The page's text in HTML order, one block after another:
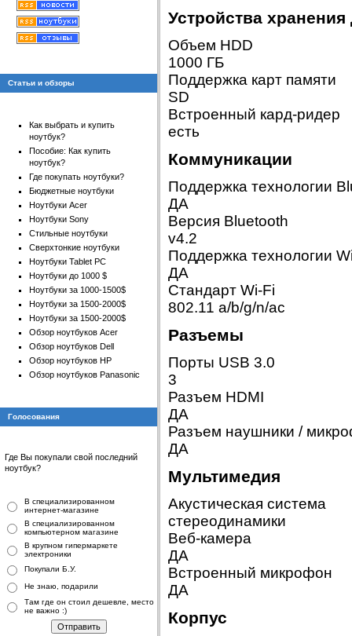
Статьи и обзоры
Как выбрать и купить
ноутбук?
Пособие: Как купить
ноутбук?
Где покупать ноутбуки?
Бюджетные ноутбуки
Ноутбуки Acer
Ноутбуки Sony
Стильные ноутбуки
Сверхтонкие ноутбуки
Ноутбуки Tablet PC
Ноутбуки до 1000 $
Ноутбуки за 1000-1500$
Ноутбуки за 1500-2000$
Ноутбуки за 1500-2000$
Обзор ноутбуков Acer
Обзор ноутбуков Dell
Обзор ноутбуков HP
Обзор ноутбуков Panasonic
Голосования
Где Вы покупали свой последний
ноутбук?
В специализированном
интернет-магазине
В специализированном
компьютерном магазине
В крупном гипермаркете
электроники
Покупали Б.У.
Не знаю, подарили
Там где он стоил дешевле, место
не важно :)
Устройства
Объем HDD
1000 ГБ
Поддержка карт памяти
SD
Встроенный кард-ридер
есть
Коммуникации
Поддержка технологии
ДА
Версия Bluetooth
v4.2
Поддержка технологии
ДА
Стандарт Wi-Fi
802.11 a/b/g/n/ac
Разъемы
Порты USB 3.0
3
Разъем HDMI
ДА
Разъем наушники /
ДА
Мультимедия
Акустическая система
стереодинамики
Веб-камера
ДА
Встроенный микрофон
ДА
Корпус